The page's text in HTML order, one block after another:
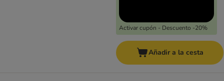
Activar cupón - Descuento -20%
Añadir a la cesta